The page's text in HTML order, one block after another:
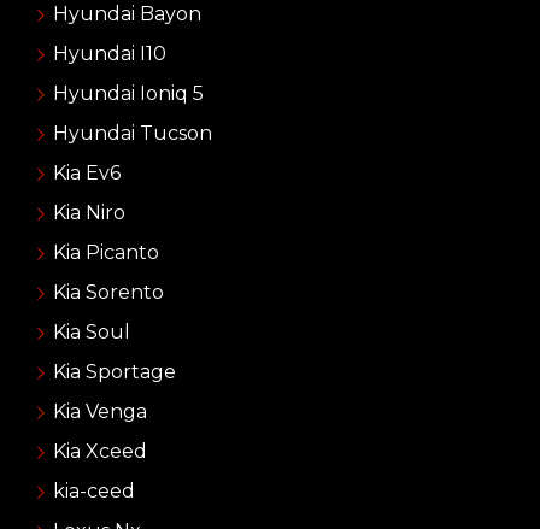
Hyundai Bayon
Hyundai I10
Hyundai Ioniq 5
Hyundai Tucson
Kia Ev6
Kia Niro
Kia Picanto
Kia Sorento
Kia Soul
Kia Sportage
Kia Venga
Kia Xceed
kia-ceed